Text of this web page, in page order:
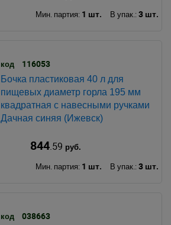
Мин. партия: 1 шт. В упак.: 3 шт.
код 116053
Бочка пластиковая 40 л для
пищевых диаметр горла 195 мм
квадратная с навесными ручками
Дачная синяя (Ижевск)
844.59 руб.
Мин. партия: 1 шт. В упак.: 3 шт.
код 038663